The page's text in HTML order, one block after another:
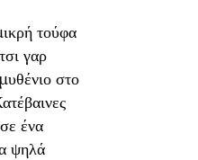
τούφα
γαρ
στο
ένα
ψηλά